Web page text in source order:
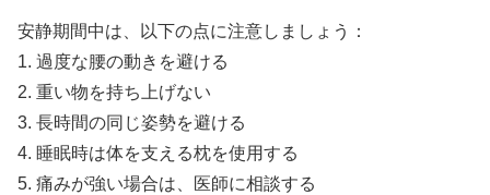
安静期間中は、以下の点に注意しましょう：
1. 過度な腰の動きを避ける
2. 重い物を持ち上げない
3. 長時間の同じ姿勢を避ける
4. 睡眠時は体を支える枕を使用する
5. 痛みが強い場合は、医師に相談する